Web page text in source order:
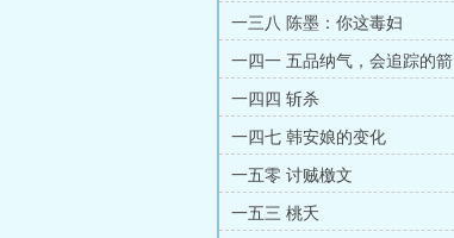
一三八 陈墨：你这毒妇
一四一 五品纳气，会追踪的箭
一四四 斩杀
一四七 韩安娘的变化
一五零 讨贼檄文
一五三 桃夭